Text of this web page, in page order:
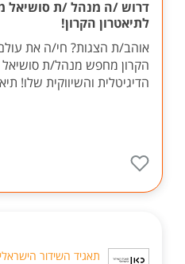
דרוש /ה מנהל /ת סושיאל
לתיאטרון הקרון!
אוהב/ת הצגות? חי/ה את
הקרון מחפש מנהל/ת סושיאל
הדיגיטלית והשיווקית שלו!
תאגיד השידור הישראלי